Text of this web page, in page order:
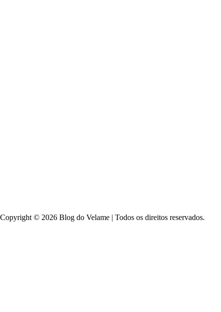
Copyright © 2026 Blog do Velame | Todos os direitos reservados.